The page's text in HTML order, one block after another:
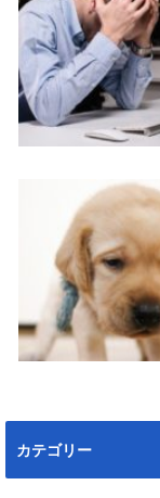
カテゴリー